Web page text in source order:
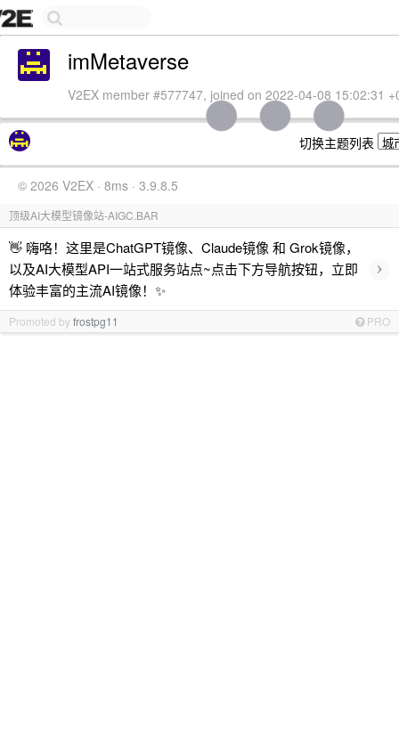
imMetaverse
V2EX member #577747, joined on 2022-04-08 15:02:31
切换主题列表
© 2026 V2EX · 8ms · 3.9.8.5
顶级AI大模型镜像站-AIGC.BAR
👋 嗨咯！这里是ChatGPT镜像、Claude镜像 和 Grok镜像，
以及AI大模型API一站式服务站点~点击下方导航按钮，立即
体验丰富的主流AI镜像！✨
›
Promoted byfrostpg11 PRO